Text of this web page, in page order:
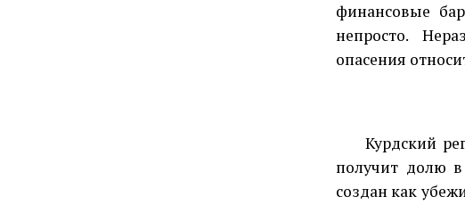
финансовые
непросто.
опасения
Курдский
получит долю
создан как